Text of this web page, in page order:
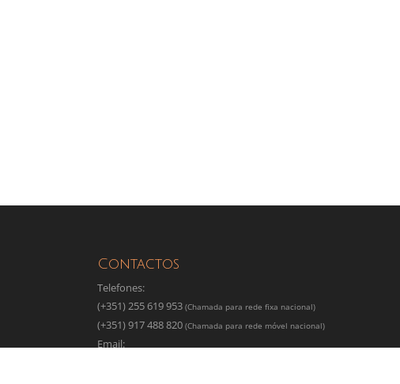
Contactos
Telefones:
(+351) 255 619 953 (Chamada para rede fixa nacional)
(+351) 917 488 820 (Chamada para rede móvel nacional)
Email: